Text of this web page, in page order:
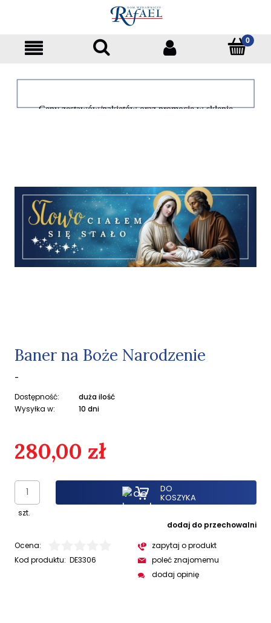
Ceny zestawów/pakietów oraz promocje w sklepie
Baner na Boże Narodzenie
-
Dostępność:
duża ilość
Wysyłka w:
10 dni
280,00 zł
szt.
DO
KOSZYKA
dodaj do przechowalni
Ocena:
Kod produktu: DE3306
zapytaj o produkt
poleć znajomemu
dodaj opinię